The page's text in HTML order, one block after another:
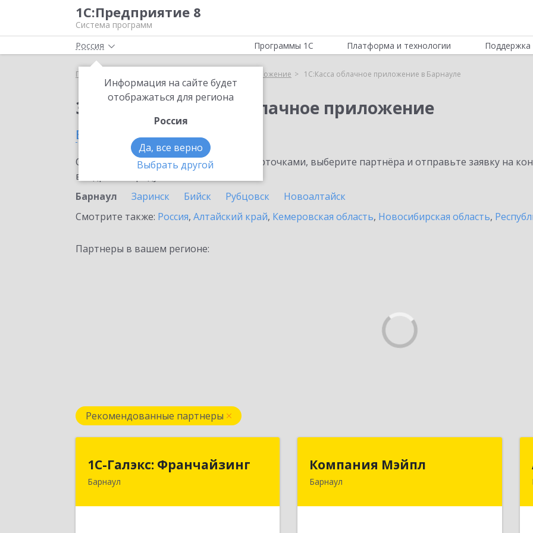
1С:Предприятие 8
Система программ
Россия
Информация на сайте будет
отображаться для региона
Россия
Да, все верно
Выбрать другой
Программы 1С Платформа и технологии Поддержка
Главная 1С:Касса облачное приложение 1С:Касса облачное приложение в Барнауле
Заказать 1С:Касса облачное приложение
в Барнауле
Ознакомьтесь с информационными карточками, выберите партнёра и отправьте заявку на
внедрение продукта.
Барнаул
Заринск Бийск Рубцовск
Новоалтайск
Смотрите также: Россия, Алтайский край, Кемеровская область, Новосибирская область,
Партнеры в вашем регионе:
Рекомендованные партнеры
1С-Галэкс: Франчайзинг
Барнаул
1С-Галэкс: Франчайзинг
656015, Алтайский край, Барнаул г,
Компания Мэйпл
Барнаул
Компания Мэйпл
656038, Алтайский край, Барнаул г,